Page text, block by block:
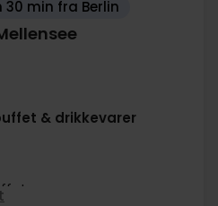
min fra Berlin
& drikkevarer